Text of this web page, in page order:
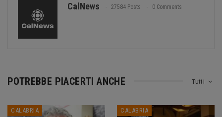
CalNews 27584 Posts 0 Comments
Tutti
POTREBBE PIACERTI ANCHE
CALABRIA CALABRIA